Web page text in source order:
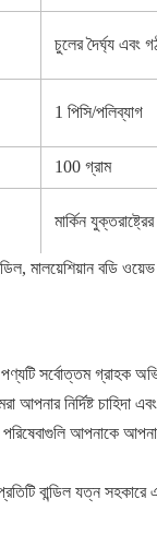
চুলের দৈর্ঘ্য এবং
1 পিসি/পলিব্যাগ
100 গ্রাম
মার্কিন
মালয়েশিয়ান বডি
পণ্যটি সর্বোত্তম
নির্দিষ্ট চাহিদা
আপনাকে
বান্ডিল যত্ন